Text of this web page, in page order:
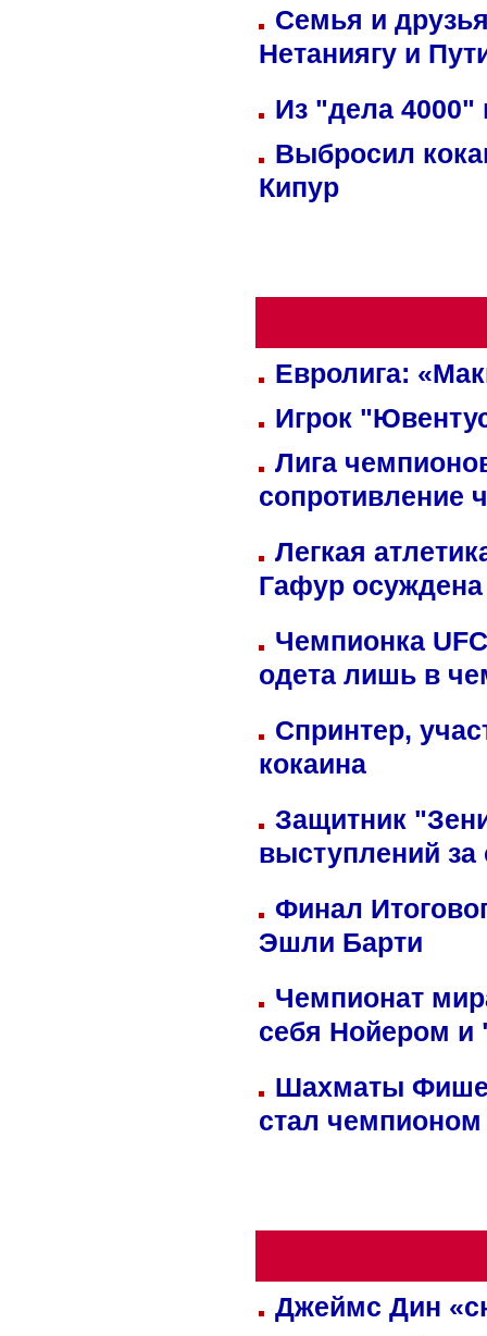
Семья и
Нетаниягу и
Из "дела 4000"
Выбросил
Кипур
Евролига:
Игрок
Лига
сопротивление
Легкая
Гафур осуждена
Чемпионка
одета лишь в
Спринтер,
кокаина
Защитник
выступлений
Финал
Эшли Барти
Чемпионат
себя Нойером и
Шахматы
стал
Джеймс Дин